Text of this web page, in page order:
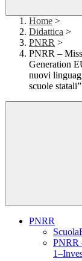
Home >
Didattica >
PNRR >
PNRR –
Generation
nuovi
scuole
PNRR
PNRR